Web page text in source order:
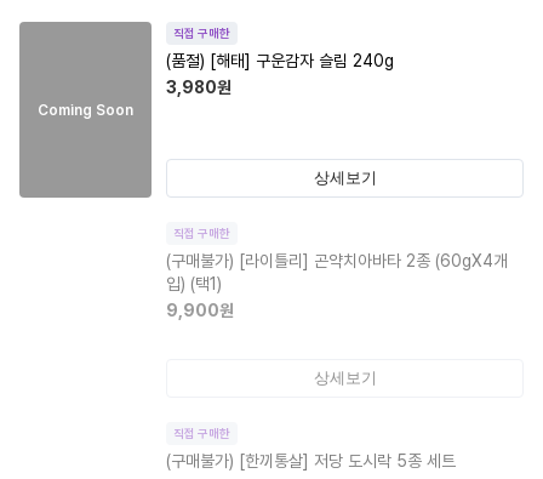
Coming Soon
직접 구매한
(품절) [해태] 구운감자 슬림 240g
3,980원
상세보기
직접 구매한
(구매불가) [라이틀리] 곤약치아바타 2종 (60gX4개
입) (택1)
9,900원
상세보기
직접 구매한
(구매불가) [한끼통살] 저당 도시락 5종 세트